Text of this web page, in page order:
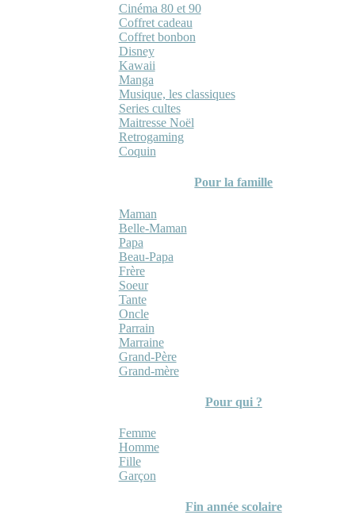
Cinéma 80 et 90
Coffret cadeau
Coffret bonbon
Disney
Kawaii
Manga
Musique, les classiques
Series cultes
Maitresse Noël
Retrogaming
Coquin
Pour la famille
Maman
Belle-Maman
Papa
Beau-Papa
Frère
Soeur
Tante
Oncle
Parrain
Marraine
Grand-Père
Grand-mère
Pour qui ?
Femme
Homme
Fille
Garçon
Fin année scolaire